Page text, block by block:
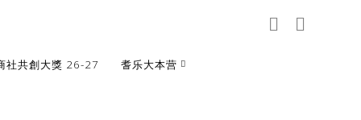
社共創大獎 26-27 耆乐大本营